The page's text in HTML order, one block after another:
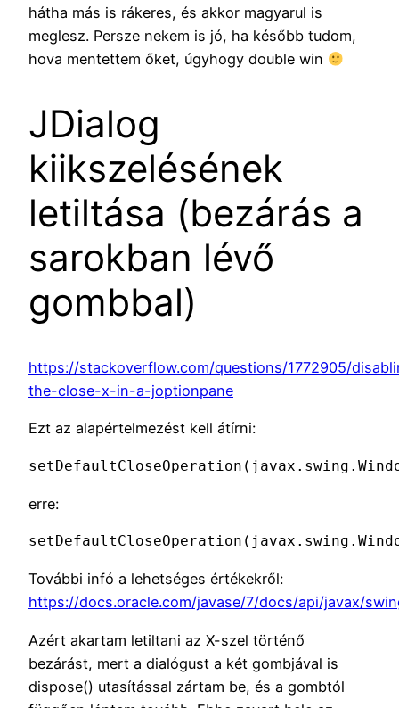
hátha más is rákeres, és akkor magyarul is
meglesz. Persze nekem is jó, ha később tudom,
hova mentettem őket, úgyhogy double win
JDialog
kiikszelésének
letiltása (bezárás a
sarokban lévő
gombbal)
https://stackoverflow.com/questions/1772905/
the-close-x-in-a-joptionpane
Ezt az alapértelmezést kell átírni:
erre:
További infó a lehetséges értékekről:
https://docs.oracle.com/javase/7/docs/api/javax/
Azért akartam letiltani az X-szel történő
bezárást, mert a dialógust a két gombjával is
dispose() utasítással zártam be, és a gombtól